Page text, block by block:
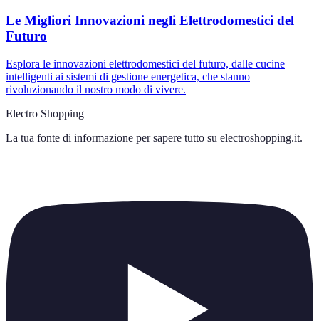
Le Migliori Innovazioni negli Elettrodomestici del
Futuro
Esplora le innovazioni elettrodomestici del futuro, dalle cucine
intelligenti ai sistemi di gestione energetica, che stanno
rivoluzionando il nostro modo di vivere.
Electro Shopping
La tua fonte di informazione per sapere tutto su electroshopping.it.